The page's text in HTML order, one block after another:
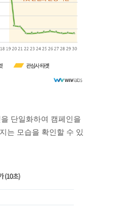
단일화하여 캠페인을
는 모습을 확인할 수 있